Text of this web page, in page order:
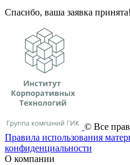
Спасибо, ваша заявка принята!
© Все
Правила использования
конфиденциальности
О компании